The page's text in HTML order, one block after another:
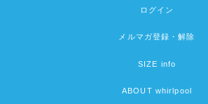
ログイン
メルマガ登録・解除
SIZE info
ABOUT whirlpool